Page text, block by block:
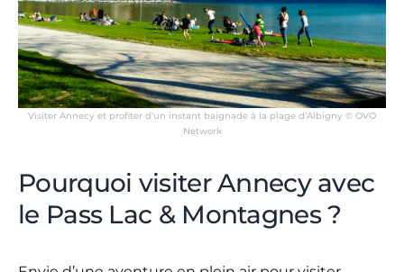
Visiter Annecy et profiter d’un instant baignade à la plage d’Albigny © OVO
Network
Pourquoi visiter Annecy avec
le Pass Lac & Montagnes ?